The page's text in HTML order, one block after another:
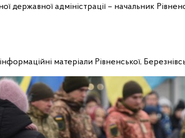
державної адміністрації – начальник
матеріали Рівненської,